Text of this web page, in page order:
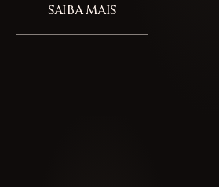
SAIBA MAIS